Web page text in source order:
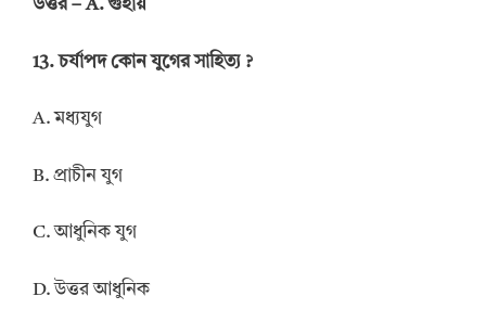
উত্তর – A. গুহায়
13. চর্যাপদ কোন যুগের সাহিত্য ?
A. মধ্যযুগ
B. প্রাচীন যুগ
C. আধুনিক যুগ
D. উত্তর আধুনিক